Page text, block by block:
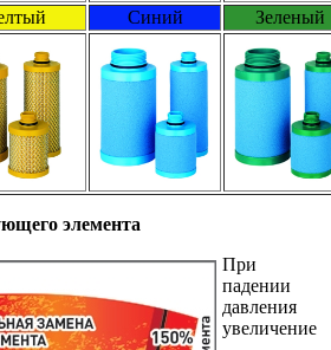
Синий Зеленый
элемента
При
падении
давления
увеличение